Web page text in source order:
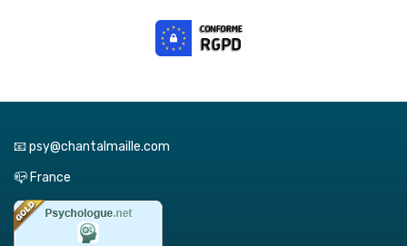
📧 psy@chantalmaille.com
📪 France